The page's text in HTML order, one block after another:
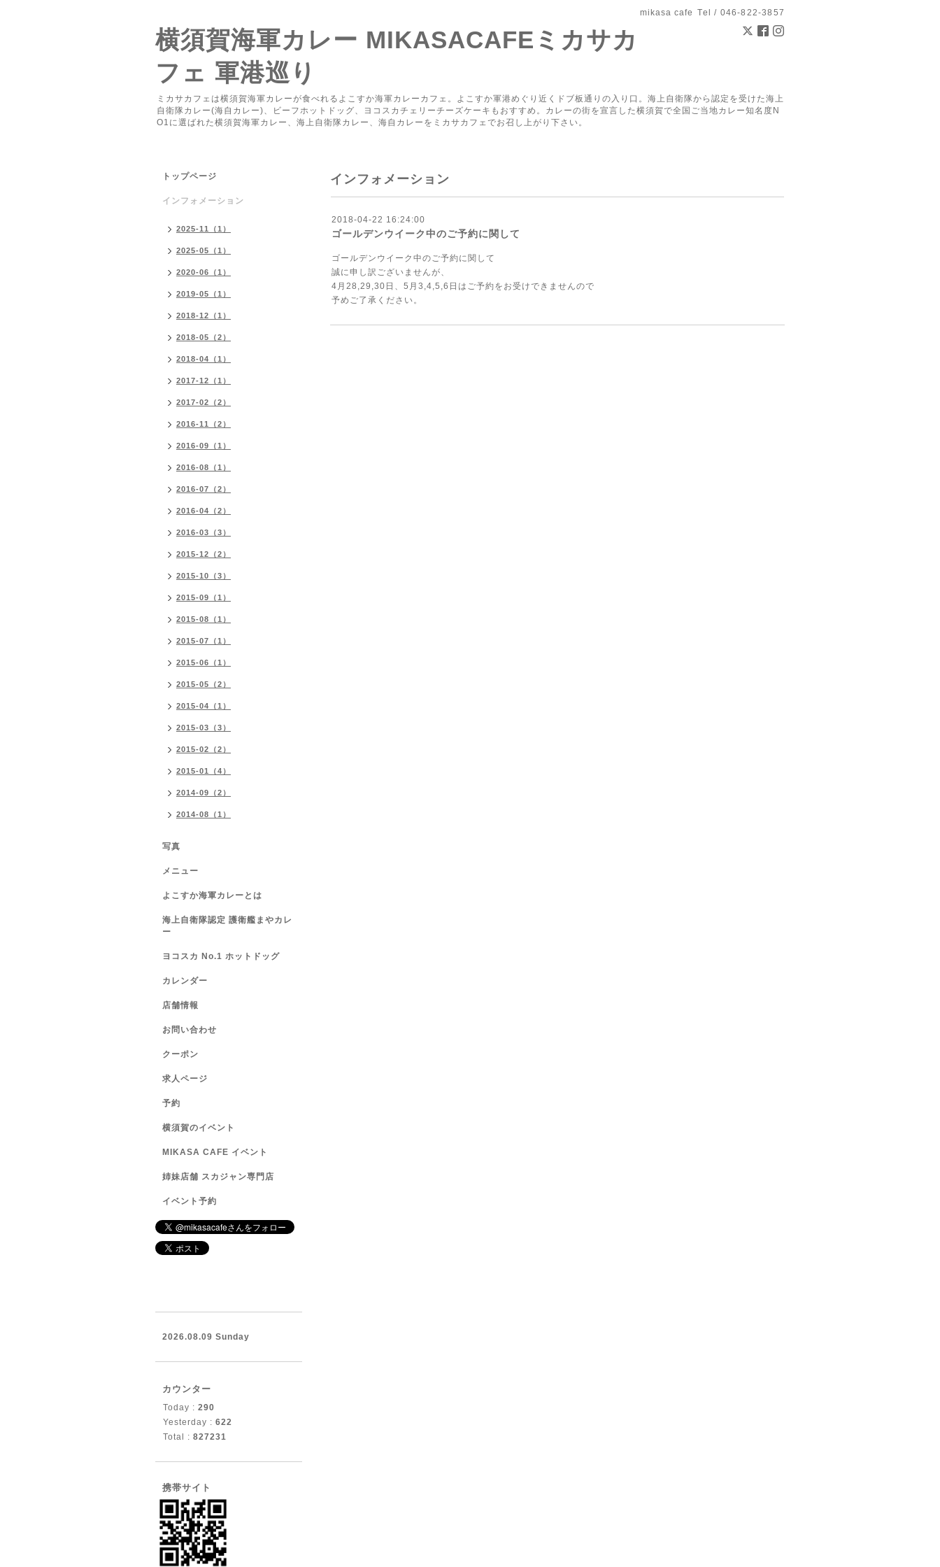
mikasa cafe Tel / 046-822-3857
横須賀海軍カレー MIKASACAFEミカサカ
フェ 軍港巡り
ミカサカフェは横須賀海軍カレーが食べれるよこすか海軍カレーカフェ。よこすか軍港めぐり近くドブ板通りの入り口。海上自衛隊から認定を受けた海上
自衛隊カレー(海自カレー)、ビーフホットドッグ、ヨコスカチェリーチーズケーキもおすすめ。カレーの街を宣言した横須賀で全国ご当地カレー知名度N
O1に選ばれた横須賀海軍カレー、海上自衛隊カレー、海自カレーをミカサカフェでお召し上がり下さい。
インフォメーション
2018-04-22 16:24:00
ゴールデンウイーク中のご予約に関して
ゴールデンウイーク中のご予約に関して
誠に申し訳ございませんが、
4月28,29,30日、5月3,4,5,6日はご予約をお受けできませんので
予めご了承ください。
トップページ
インフォメーション
2025-11（1）
2025-05（1）
2020-06（1）
2019-05（1）
2018-12（1）
2018-05（2）
2018-04（1）
2017-12（1）
2017-02（2）
2016-11（2）
2016-09（1）
2016-08（1）
2016-07（2）
2016-04（2）
2016-03（3）
2015-12（2）
2015-10（3）
2015-09（1）
2015-08（1）
2015-07（1）
2015-06（1）
2015-05（2）
2015-04（1）
2015-03（3）
2015-02（2）
2015-01（4）
2014-09（2）
2014-08（1）
写真
メニュー
よこすか海軍カレーとは
海上自衛隊認定 護衛艦まやカレ
ー
ヨコスカ No.1 ホットドッグ
カレンダー
店舗情報
お問い合わせ
クーポン
求人ページ
予約
横須賀のイベント
MIKASA CAFE イベント
姉妹店舗 スカジャン専門店
イベント予約
2026.08.09 Sunday
カウンター
Today : 290
Yesterday : 622
Total : 827231
携帯サイト